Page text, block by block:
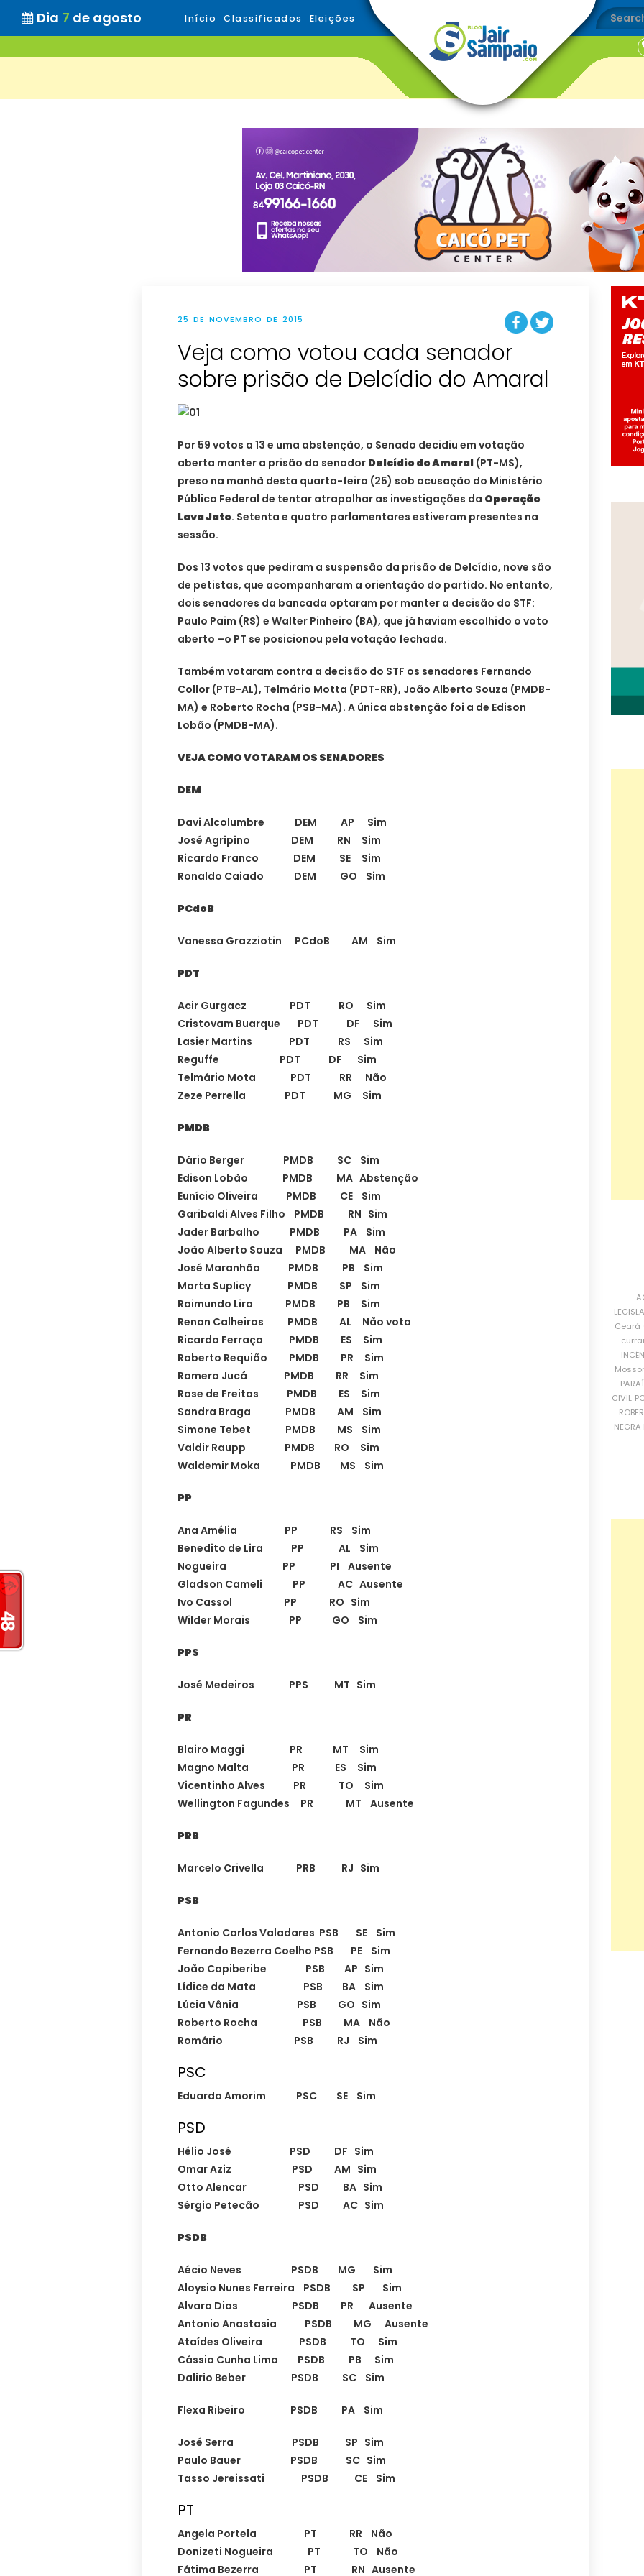
Dia 7 de agosto Início Classificados Eleições
25 DE NOVEMBRO DE 2015
Veja como votou cada senador
sobre prisão de Delcídio do Amaral
Por 59 votos a 13 e uma abstenção, o Senado decidiu em votação
aberta manter a prisão do senador Delcídio do Amaral (PT-MS),
preso na manhã desta quarta-feira (25) sob acusação do Ministério
Público Federal de tentar atrapalhar as investigações da Operação
Lava Jato. Setenta e quatro parlamentares estiveram presentes na
sessão.
Dos 13 votos que pediram a suspensão da prisão de Delcídio, nove são
de petistas, que acompanharam a orientação do partido. No entanto,
dois senadores da bancada optaram por manter a decisão do STF:
Paulo Paim (RS) e Walter Pinheiro (BA), que já haviam escolhido o voto
aberto –o PT se posicionou pela votação fechada.
Também votaram contra a decisão do STF os senadores Fernando
Collor (PTB-AL), Telmário Motta (PDT-RR), João Alberto Souza (PMDB-
MA) e Roberto Rocha (PSB-MA). A única abstenção foi a de Edison
Lobão (PMDB-MA).
VEJA COMO VOTARAM OS SENADORES
DEM
Davi Alcolumbre DEM AP Sim
José Agripino DEM RN Sim
Ricardo Franco DEM SE Sim
Ronaldo Caiado DEM GO Sim
PCdoB
Vanessa Grazziotin PCdoB AM Sim
PDT
Acir Gurgacz PDT RO Sim
Cristovam Buarque PDT DF Sim
Lasier Martins PDT RS Sim
Reguffe PDT DF Sim
Telmário Mota PDT RR Não
Zeze Perrella PDT MG Sim
PMDB
Dário Berger PMDB SC Sim
Edison Lobão PMDB MA Abstenção
Eunício Oliveira PMDB CE Sim
Garibaldi Alves Filho PMDB RN Sim
Jader Barbalho PMDB PA Sim
João Alberto Souza PMDB MA Não
José Maranhão PMDB PB Sim
Marta Suplicy PMDB SP Sim
Raimundo Lira PMDB PB Sim
Renan Calheiros PMDB AL Não vota
Ricardo Ferraço PMDB ES Sim
Roberto Requião PMDB PR Sim
Romero Jucá PMDB RR Sim
Rose de Freitas PMDB ES Sim
Sandra Braga PMDB AM Sim
Simone Tebet PMDB MS Sim
Valdir Raupp PMDB RO Sim
Waldemir Moka PMDB MS Sim
PP
Ana Amélia PP RS Sim
Benedito de Lira PP AL Sim
Nogueira PP PI Ausente
Gladson Cameli PP AC Ausente
Ivo Cassol PP RO Sim
Wilder Morais PP GO Sim
PPS
José Medeiros PPS MT Sim
PR
Blairo Maggi PR MT Sim
Magno Malta PR ES Sim
Vicentinho Alves PR TO Sim
Wellington Fagundes PR MT Ausente
PRB
Marcelo Crivella PRB RJ Sim
PSB
Antonio Carlos Valadares PSB SE Sim
Fernando Bezerra Coelho PSB PE Sim
João Capiberibe PSB AP Sim
Lídice da Mata PSB BA Sim
Lúcia Vânia PSB GO Sim
Roberto Rocha PSB MA Não
Romário PSB RJ Sim
PSC
Eduardo Amorim PSC SE Sim
PSD
Hélio José PSD DF Sim
Omar Aziz PSD AM Sim
Otto Alencar PSD BA Sim
Sérgio Petecão PSD AC Sim
PSDB
Aécio Neves PSDB MG Sim
Aloysio Nunes Ferreira PSDB SP Sim
Alvaro Dias PSDB PR Ausente
Antonio Anastasia PSDB MG Ausente
Ataídes Oliveira PSDB TO Sim
Cássio Cunha Lima PSDB PB Sim
Dalirio Beber PSDB SC Sim
Flexa Ribeiro PSDB PA Sim
José Serra PSDB SP Sim
Paulo Bauer PSDB SC Sim
Tasso Jereissati PSDB CE Sim
PT
Angela Portela PT RR Não
Donizeti Nogueira PT TO Não
Fátima Bezerra PT RN Ausente
Ceará
CIVIL
NEGRA